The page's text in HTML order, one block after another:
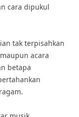
cara dipukul
tak terpisahkan
acara
betapa